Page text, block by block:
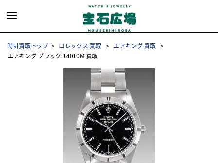
時計買取トップ ロレックス 買取
エアキング 買取
エアキング ブラック 14010M 買取